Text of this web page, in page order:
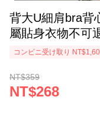
背大U細肩bra背
屬貼身衣物不可
コンビニ受け取り
NT$359
NT$268